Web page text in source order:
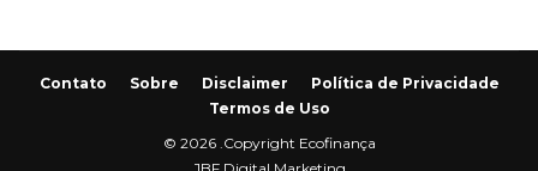
Contato Sobre Disclaimer
Política de Privacidade
Termos de Uso
© 2026.Copyright Ecofinança